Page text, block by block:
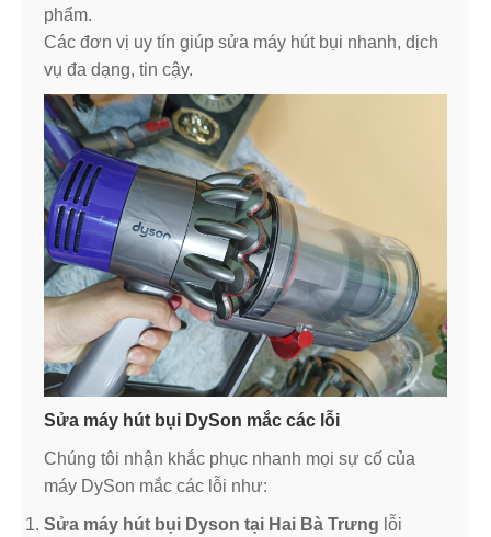
phẩm.
Các đơn vị uy tín giúp sửa máy hút bụi nhanh, dịch
vụ đa dạng, tin cậy.
Sửa máy hút bụi DySon mắc các lỗi
Chúng tôi nhận khắc phục nhanh mọi sự cố của
máy DySon mắc các lỗi như:
Sửa máy hút bụi Dyson tại Hai Bà Trưng lỗi